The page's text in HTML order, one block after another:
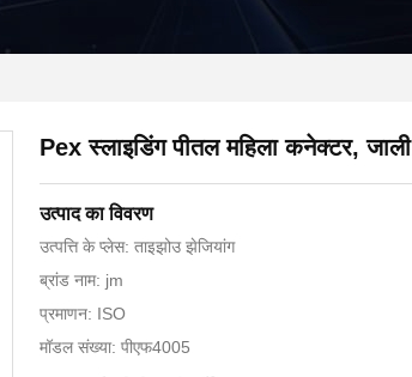
Pex स्लाइडिंग पीतल महिला कनेक्टर,
उत्पाद का विवरण
उत्पत्ति के प्लेस: ताइझोउ झेजियांग
ब्रांड नाम: jm
प्रमाणन: ISO
मॉडल संख्या: पीएफ4005